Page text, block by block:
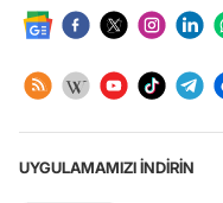
UYGULAMAMIZI İNDİRİN